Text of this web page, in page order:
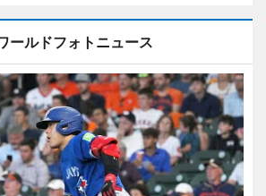
ールドフォトニュース